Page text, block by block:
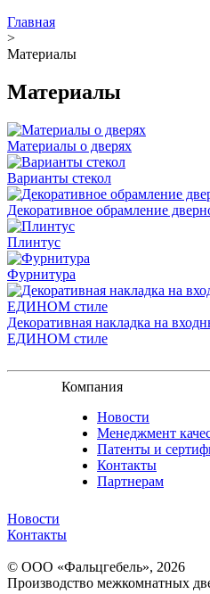
Главная
>
Материалы
Материалы
Материалы о дверях
Варианты стекол
Декоративное обрамление
Плинтус
Фурнитура
Декоративная накладка на
ЕДИНОМ стиле
Компания
Новости
Менеджмент
Патенты и
Контакты
Партнерам
Новости
Контакты
© ООО «Фальцгебель», 2026
Производство межкомнатных